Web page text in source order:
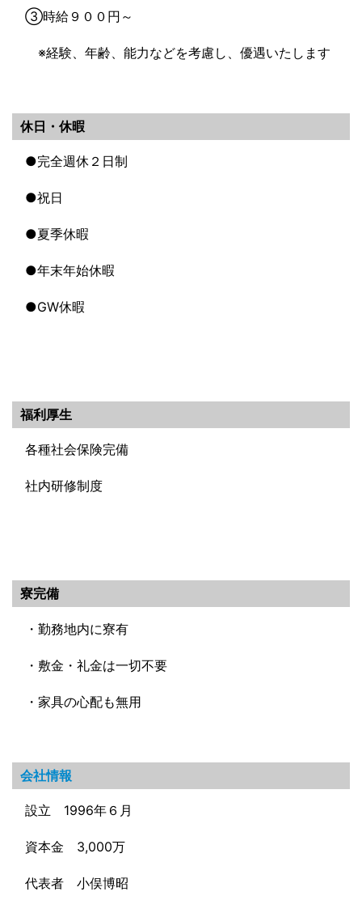
③時給９００円～
※経験、年齢、能力などを考慮し、優遇いたします
休日・休暇
●完全週休２日制
●祝日
●夏季休暇
●年末年始休暇
●GW休暇
福利厚生
各種社会保険完備
社内研修制度
寮完備
・勤務地内に寮有
・敷金・礼金は一切不要
・家具の心配も無用
会社情報
設立 1996年６月
資本金 3,000万
代表者 小俣博昭